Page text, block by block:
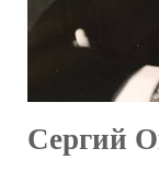
Сергий